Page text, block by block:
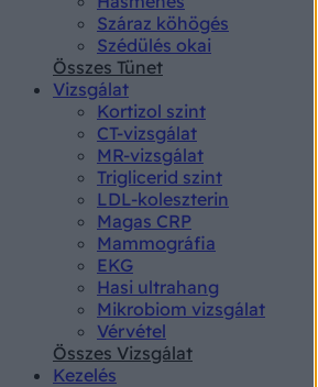
Száraz köhögés
Szédülés okai
Összes Tünet
Vizsgálat
Kortizol szint
CT-vizsgálat
MR-vizsgálat
Triglicerid szint
LDL-koleszterin
Magas CRP
Mammográfia
EKG
Hasi ultrahang
Mikrobiom vizsgálat
Vérvétel
Összes Vizsgálat
Kezelés